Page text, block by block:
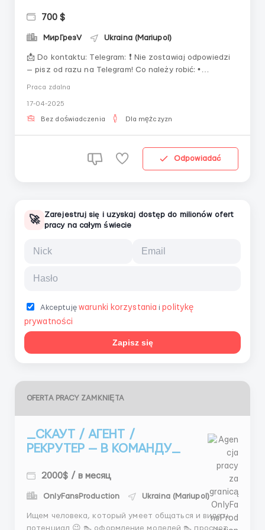
700 $
МирГрезV Ukraina (Mariupol)
📩 Do kontaktu: Telegram: ❗ Nie zostawiaj odpowiedzi
— pisz od razu na Telegram! Co należy robić: •
na pytania i proponować tematy do rozmowy. Warunki
pracy: • Praca zdalna z elast...
Praca zdalna
17-04-2025
Bez doświadczenia Dla mężczyzn
Odpowiadać
🚀
Zarejestruj się i uzyskaj dostęp do milionów ofert
pracy na całym świecie
Akceptujęwarunki korzystania i politykę
prywatności
Zapisz się
OFERTA PRACY ZAMKNIĘTA
_СКАУТ / АГЕНТ /
РЕКРУТЕР — В КОМАНДУ_
2000$ / в месяц
OnlyFansProduction Ukraina (Mariupol)
Ищем человека, который умеет общаться и видеть